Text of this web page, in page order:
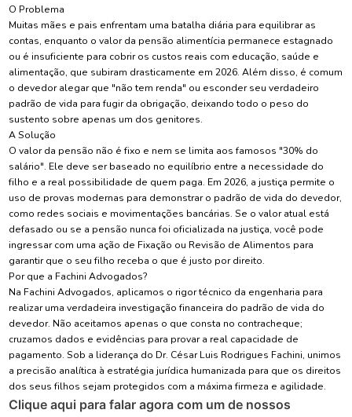
O Problema
Muitas mães e pais enfrentam uma batalha diária para equilibrar as
contas, enquanto o valor da pensão alimentícia permanece estagnado
ou é insuficiente para cobrir os custos reais com educação, saúde e
alimentação, que subiram drasticamente em 2026. Além disso, é comum
o devedor alegar que "não tem renda" ou esconder seu verdadeiro
padrão de vida para fugir da obrigação, deixando todo o peso do
sustento sobre apenas um dos genitores.
A Solução
O valor da pensão não é fixo e nem se limita aos famosos "30% do
salário". Ele deve ser baseado no equilíbrio entre a necessidade do
filho e a real possibilidade de quem paga. Em 2026, a justiça permite o
uso de provas modernas para demonstrar o padrão de vida do devedor,
como redes sociais e movimentações bancárias. Se o valor atual está
defasado ou se a pensão nunca foi oficializada na justiça, você pode
ingressar com uma ação de Fixação ou Revisão de Alimentos para
garantir que o seu filho receba o que é justo por direito.
Por que a Fachini Advogados?
Na Fachini Advogados, aplicamos o rigor técnico da engenharia para
realizar uma verdadeira investigação financeira do padrão de vida do
devedor. Não aceitamos apenas o que consta no contracheque;
cruzamos dados e evidências para provar a real capacidade de
pagamento. Sob a liderança do Dr. César Luis Rodrigues Fachini, unimos
a precisão analítica à estratégia jurídica humanizada para que os direitos
dos seus filhos sejam protegidos com a máxima firmeza e agilidade.
Clique aqui para falar agora com um de nossos